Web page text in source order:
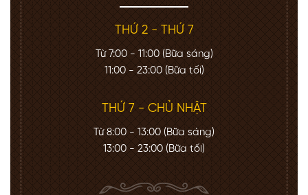
THỨ 2 - THỨ 7
Từ 7:00 - 11:00 (Bữa sáng)
11:00 - 23:00 (Bữa tối)
THỨ 7 - CHỦ NHẬT
Từ 8:00 - 13:00 (Bữa sáng)
13:00 - 23:00 (Bữa tối)